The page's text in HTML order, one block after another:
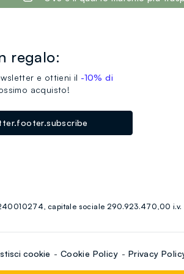
regalo:
e ottieni il -10% di
acquisto!
capitale sociale 290.923.470,00 i.v.
cookie Cookie Policy Privacy